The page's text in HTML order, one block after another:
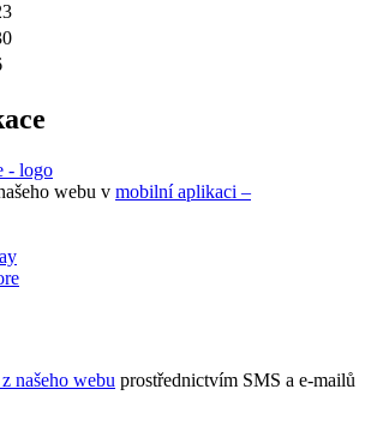
webu v mobilní aplikaci –
našeho webu prostřednictvím SMS a e-mailů